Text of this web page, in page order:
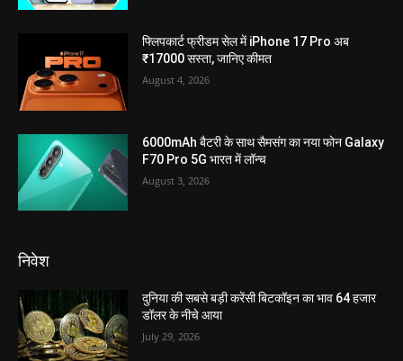
फ्लिपकार्ट फ्रीडम सेल में iPhone 17 Pro अब
₹17000 सस्ता, जानिए कीमत
August 4, 2026
6000mAh बैटरी के साथ सैमसंग का नया फोन Galaxy
F70 Pro 5G भारत में लॉन्च
August 3, 2026
निवेश
दुनिया की सबसे बड़ी करेंसी बिटकॉइन का भाव 64 हजार
डॉलर के नीचे आया
July 29, 2026